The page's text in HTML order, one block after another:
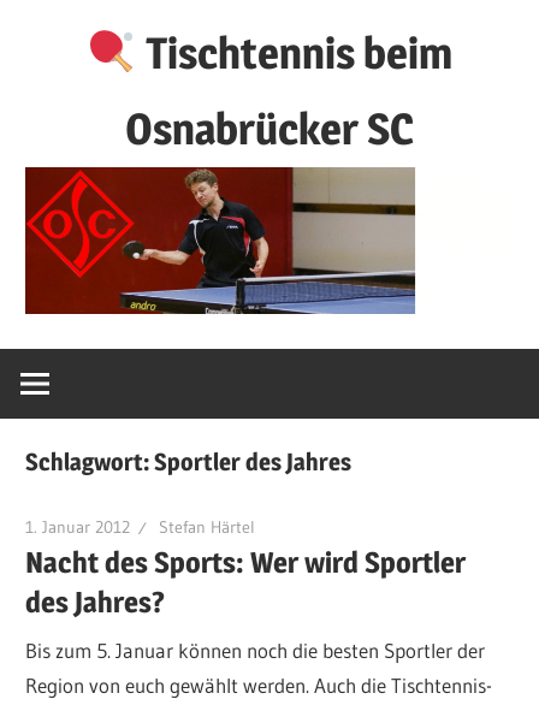
Tischtennis beim
Osnabrücker SC
Schlagwort:Sportler des Jahres
1. Januar 2012 Stefan Härtel
Nacht des Sports: Wer wird Sportler
des Jahres?
Bis zum 5. Januar können noch die besten Sportler der
Region von euch gewählt werden. Auch die Tischtennis-